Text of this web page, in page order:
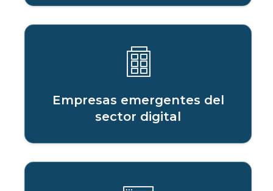
Empresas emergentes del
sector digital